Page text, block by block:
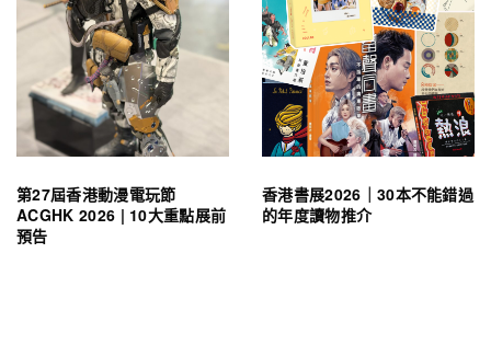
第27屆香港動漫電玩節
ACGHK 2026 | 10大重點展前
預告
香港書展2026｜30本不能錯過
的年度讀物推介